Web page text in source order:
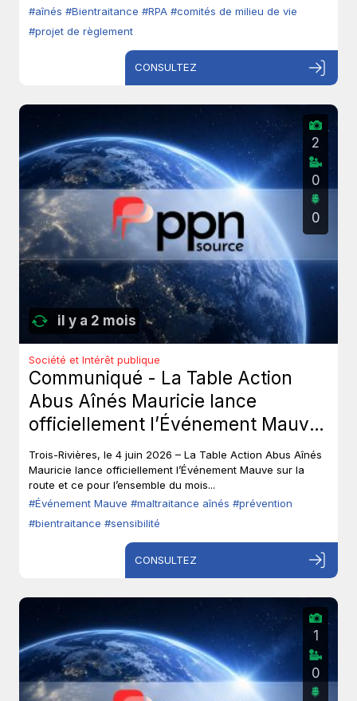
#aînés #Bientraitance #RPA #comités de milieu de vie
#projet de règlement
CONSULTEZ
il y a 2 mois
2
0
0
Société et Intérêt publique
Communiqué - La Table Action
Abus Aînés Mauricie lance
officiellement l’Événement Mauve
sur la route.
Trois-Rivières, le 4 juin 2026 – La Table Action Abus Aînés
Mauricie lance officiellement l’Événement Mauve sur la
route et ce pour l’ensemble du mois...
#Événement Mauve #maltraitance aînés #prévention
#bientraitance #sensibilité
CONSULTEZ
1
0